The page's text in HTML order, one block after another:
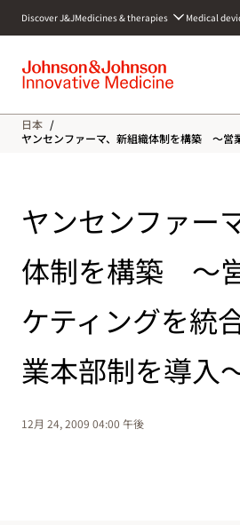
c
Discover J&JMedicines & therapies Medical
日本 /
ヤンセンファーマ、新組織体制を構築 ～営
ヤンセンファー
体制を構築 ～
ケティングを統
業本部制を導入
12月 24, 2009 04:00 午後